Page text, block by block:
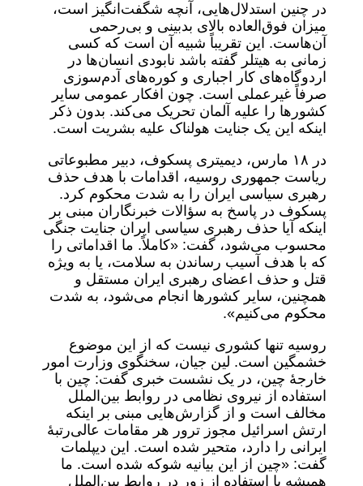
در چنین استدلال‌هایی، آنچه شگفت‌انگیز است،
میزان فوق‌العاده بالای بدبینی و بی‌رحمی
آن‌هاست. این تقریباً شبیه آن است که کسی
زمانی به هیتلر گفته باشد نابودی انسان‌ها در
اردوگاه‌های کار اجباری و کوره‌های آدم‌سوزی
صرفاً غیرعملی است. چون افکار عمومی سایر
کشورها را علیه آلمان تحریک می‌کند. بدون ذکر
اینکه این یک جنایت هولناک علیه بشریت است.
در ۱۸ مارس، دیمیتری پسکوف، دبیر مطبوعاتی
ریاست جمهوری روسیه، اقدامات با هدف حذف
رهبری سیاسی ایران را به شدت محکوم کرد.
پسکوف در پاسخ به سؤالات خبرنگاران مبنی بر
اینکه آیا حذف رهبری سیاسی ایران جنایت جنگی
محسوب می‌شود، گفت: «کاملاً. ما اقداماتی را
که با هدف آسیب رساندن به سلامت، یا به ویژه
قتل و حذف اعضای رهبری ایران مستقل و
همچنین، سایر کشورها انجام می‌شود، به شدت
محکوم می‌کنیم».
روسیه تنها کشوری نیست که از این موضوع
خشمگین است. لین جیان، سخنگوی وزارت امور
خارجۀ چین، در یک نشست خبری گفت: چین با
استفاده از نیروی نظامی در روابط بین‌الملل
مخالف است و از گزارش‌هایی مبنی بر اینکه
ارتش اسرائیل مجوز ترور هر مقامات عالی‌رتبۀ
ایرانی را دارد، متحیر شده است. این دیپلمات
گفت: «چین از این بیانیه شوکه شده است. ما
همیشه با استفاده از زور در روابط بین‌الملل